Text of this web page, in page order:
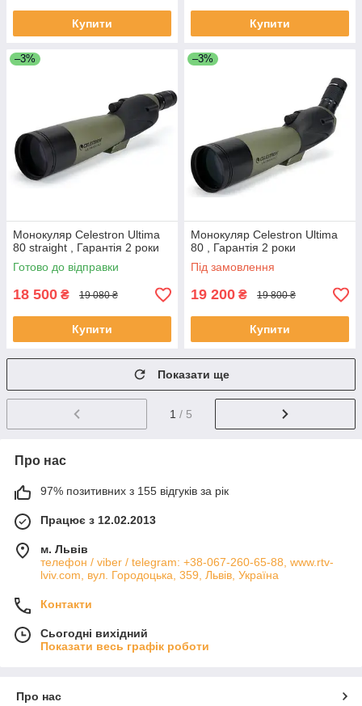
Купити Купити
–3%
Монокуляр Celestron Ultima
80 straight , Гарантія 2 роки
Готово до відправки
18 500 ₴ 19 080 ₴
Купити
–3%
Монокуляр Celestron Ultima
80 , Гарантія 2 роки
Під замовлення
19 200 ₴ 19 800 ₴
Купити
Показати ще
1 / 5
Про нас
97% позитивних з 155 відгуків за рік
Працює з 12.02.2013
м. Львів
телефон / viber / telegram: +38-067-260-65-88, www.rtv-
lviv.com, вул. Городоцька, 359, Львів, Україна
Контакти
Сьогодні вихідний
Показати весь графік роботи
Про нас